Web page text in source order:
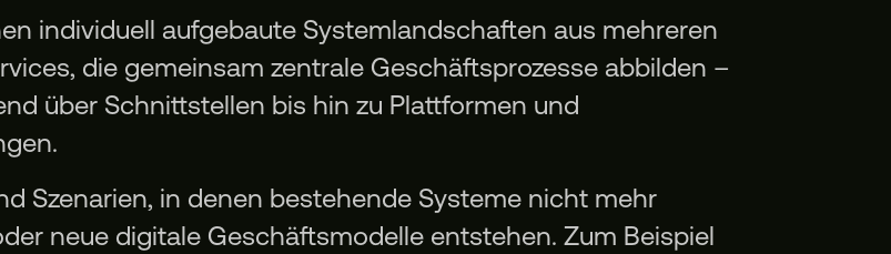
individuell aufgebaute Systemlandschaften aus mehreren
die gemeinsam zentrale Geschäftsprozesse abbilden –
über Schnittstellen bis hin zu Plattformen und
Szenarien, in denen bestehende Systeme nicht mehr
neue digitale Geschäftsmodelle entstehen. Zum Beispiel